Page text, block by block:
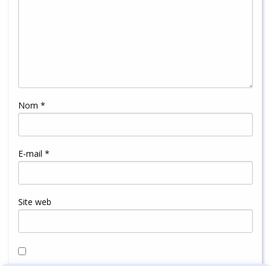
Nom *
E-mail *
Site web